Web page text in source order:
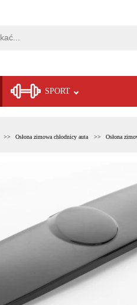
SPORT
Osłona zimowa chłodnicy auta Osłona